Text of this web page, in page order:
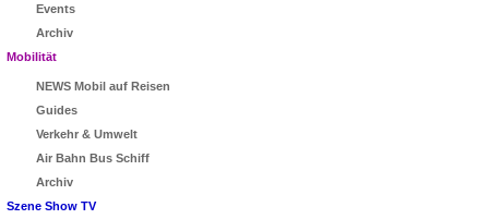
Events
Archiv
Mobilität
NEWS Mobil auf Reisen
Guides
Verkehr & Umwelt
Air Bahn Bus Schiff
Archiv
Szene Show TV